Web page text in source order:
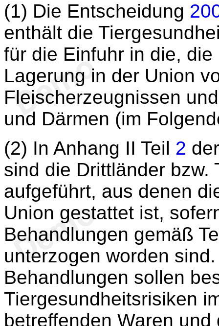
(1) Die Entscheidung
enthält die
für die Einfuhr in die,
Lagerung in der Union
Fleischerzeugnissen
und Därmen (im
(2) In Anhang II Teil 2
sind die Drittländer bzw.
aufgeführt, aus denen
Union gestattet ist,
Behandlungen gemäß
unterzogen worden
Behandlungen sollen
Tiergesundheitsrisiken
betreffenden Waren